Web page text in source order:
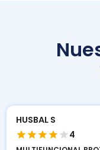
HUSBAL S
4